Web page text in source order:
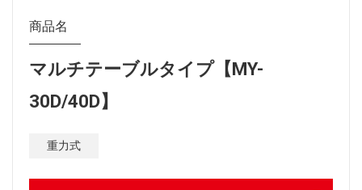
商品名
マルチテーブルタイプ【MY-
30D/40D】
重力式